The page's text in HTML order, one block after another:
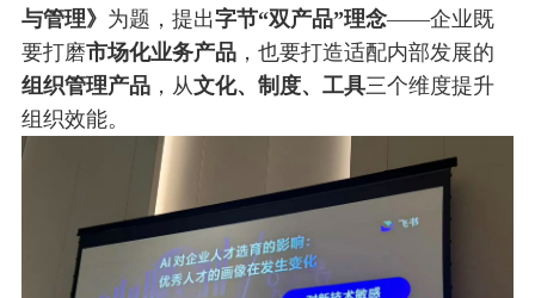
与管理》 为题，提出字节“双产品”理念——企业既
要打磨市场化业务产品，也要打造适配内部发展的
组织管理产品，从文化、制度、工具三个维度提升
组织效能。